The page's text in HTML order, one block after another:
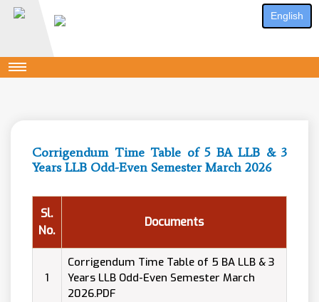
English
Corrigendum Time Table of 5 BA LLB & 3
Years LLB Odd-Even Semester March 2026
Sl.
No.
Documents
1
Corrigendum Time Table of 5 BA LLB & 3
Years LLB Odd-Even Semester March
2026.PDF